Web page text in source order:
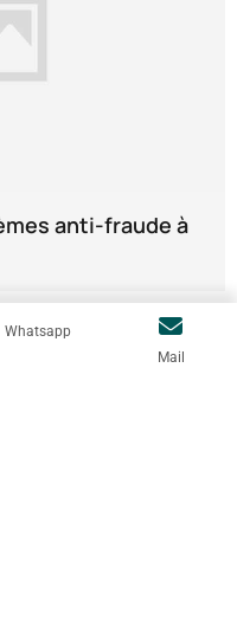
anti-fraude à
Whatsapp
Mail